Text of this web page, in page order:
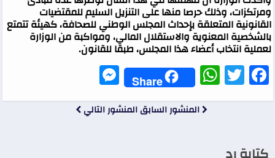
ومرتكزات، وذلك حرصا منها على التنزيل السليم للمقتضيات
القانونية المتعلقة بإحداث المجلس الوطني للصحافة، كهيئة تتمتع
بالشخصية المعنوية والاستقلال المالي، ومواكبة من الوزارة
لعملية انتخاب أعضاء هذا المجلس، طبقا للقانون.
Facebook
Twitter
WhatsApp
Share
المنشور السابقالمنشور التالي